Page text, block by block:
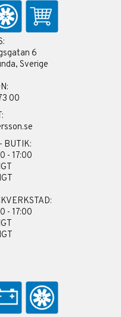
6
Sverige
00
BUTIK:
- 17:00
- 17:00